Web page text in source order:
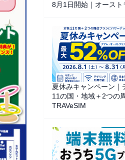
8月1日開始｜オース
夏休みキャンペーン｜
11の国・地域＋2つの
TRAVeSIM